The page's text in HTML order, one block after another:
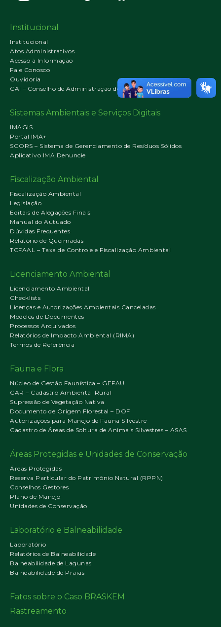
Institucional
Institucional
Atos Administrativos
Acesso à Informação
Fale Conosco
Ouvidoria
CAI – Conselho de Administração do IMA
Sistemas Ambientais e Serviços Digitais
IMAGIS
Portal IMA+
SGORS – Sistema de Gerenciamento de Resíduos Sólidos
Aplicativo IMA Denuncie
Fiscalização Ambiental
Fiscalização Ambiental
Legislação
Editais de Alegações Finais
Manual do Autuado
Dúvidas Frequentes
Relatório de Queimadas
TCFAAL – Taxa de Controle e Fiscalização Ambiental
Licenciamento Ambiental
Licenciamento Ambiental
Checklists
Licenças e Autorizações Ambientais Canceladas
Modelos de Documentos
Processos Arquivados
Relatórios de Impacto Ambiental (RIMA)
Termos de Referência
Fauna e Flora
Núcleo de Gestão Faunística – GEFAU
CAR – Cadastro Ambiental Rural
Supressão de Vegetação Nativa
Documento de Origem Florestal – DOF
Autorizações para Manejo de Fauna Silvestre
Cadastro de Áreas de Soltura de Animais Silvestres – ASAS
Áreas Protegidas e Unidades de Conservação
Áreas Protegidas
Reserva Particular do Patrimônio Natural (RPPN)
Conselhos Gestores
Plano de Manejo
Unidades de Conservação
Laboratório e Balneabilidade
Laboratório
Relatórios de Balneabilidade
Balneabilidade de Lagunas
Balneabilidade de Praias
Fatos sobre o Caso BRASKEM
Rastreamento